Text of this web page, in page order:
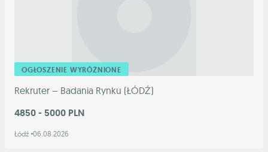
OGŁOSZENIE WYRÓŻNIONE
Rekruter – Badania Rynku (ŁÓDŹ)
4850 - 5000 PLN
Łódź 06.08.2026